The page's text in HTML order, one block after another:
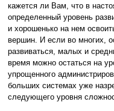
кажется ли Вам, что в
определенный уровень
и хорошенько на нем
вершин. И если во многих,
развиваться, малых и
время можно остаться на
упрощенного
больших системах уже
следующего уровня